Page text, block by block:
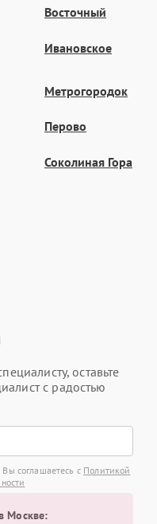
Восточный
Ивановское
Метрогородок
Перово
Соколиная Гора
оставьте
с радостью
соглашаетесь с Политикой
Москве: